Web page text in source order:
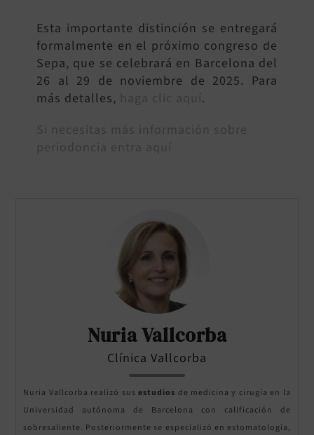
Esta importante distinción se entregará
formalmente en el próximo congreso de
Sepa, que se celebrará en Barcelona del
26 al 29 de noviembre de 2025. Para
más detalles, haga clic aquí.
Si necesitas más información sobre
periodoncia entra aquí
Nuria Vallcorba
Clínica Vallcorba
Nuria Vallcorba realizó susestudios de medicina y cirugía en la
Universidad autónoma de Barcelona con calificación de
sobresaliente. Posteriormente se especializó en estomatología,